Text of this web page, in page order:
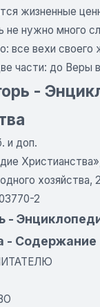
жизненные
не нужно много
все вехи своего
части: до Веры
-
и доп.
хозяйства,
2
-
- Содержание